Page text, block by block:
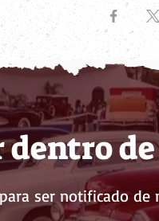
ser notificado